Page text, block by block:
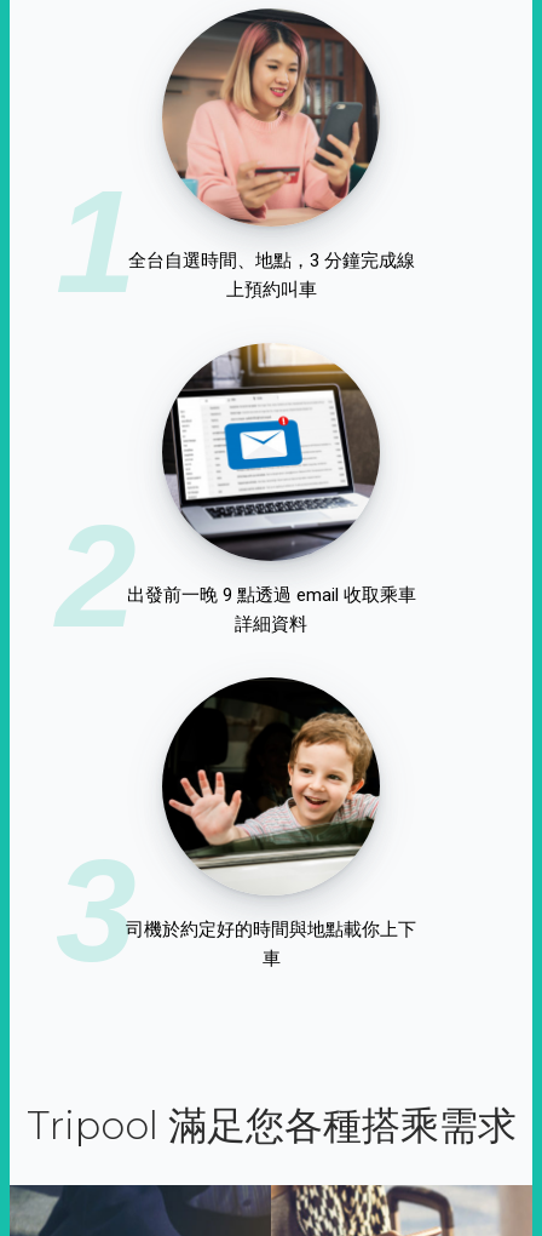
1全台自選時間、地點，3 分鐘完成線
上預約叫車
2出發前一晚 9 點透過 email 收取乘車
詳細資料
3司機於約定好的時間與地點載你上下
車
Tripool 滿足您各種搭乘需求